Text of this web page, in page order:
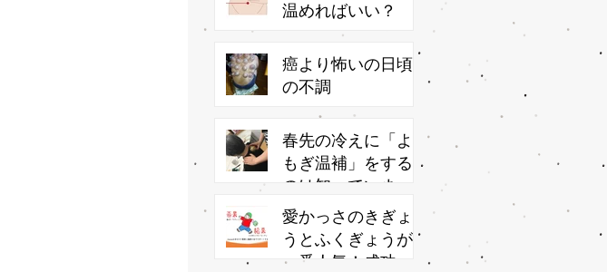
温めればいい？
癌より怖いの日頃
の不調
春先の冷えに「よ
もぎ温補」をする
のは知っています
か？
愛かっさのきぎょ
うとふくぎょうが
一番人気！成功率